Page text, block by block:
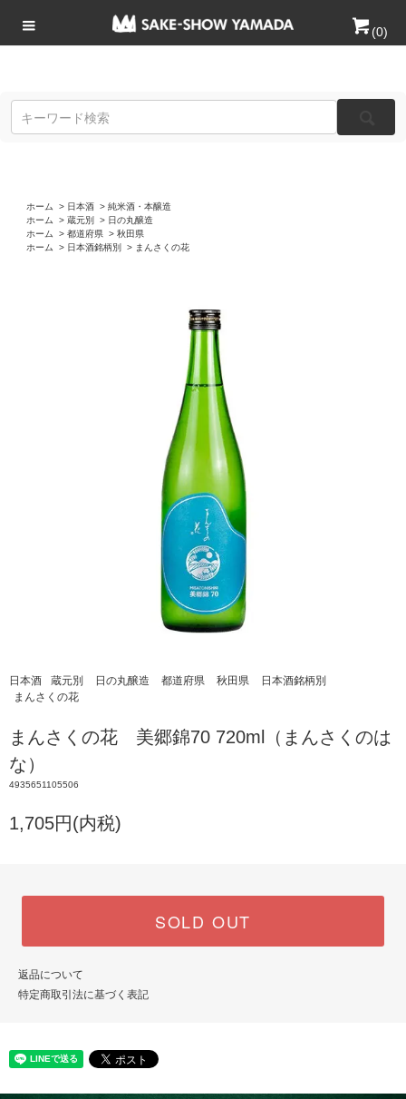
(0)
ホーム > 日本酒 > 純米酒・本醸造
ホーム
> 蔵元別 > 日の丸醸造
ホーム
> 都道府県 > 秋田県
ホーム
> 日本酒銘柄別 > まんさくの花
日本酒 蔵元別 日の丸醸造 都道府県 秋田県
日本酒銘柄別
まんさくの花
まんさくの花 美郷錦70 720ml（まんさくのは
な）
4935651105506
1,705円(内税)
SOLD OUT
返品について
特定商取引法に基づく表記